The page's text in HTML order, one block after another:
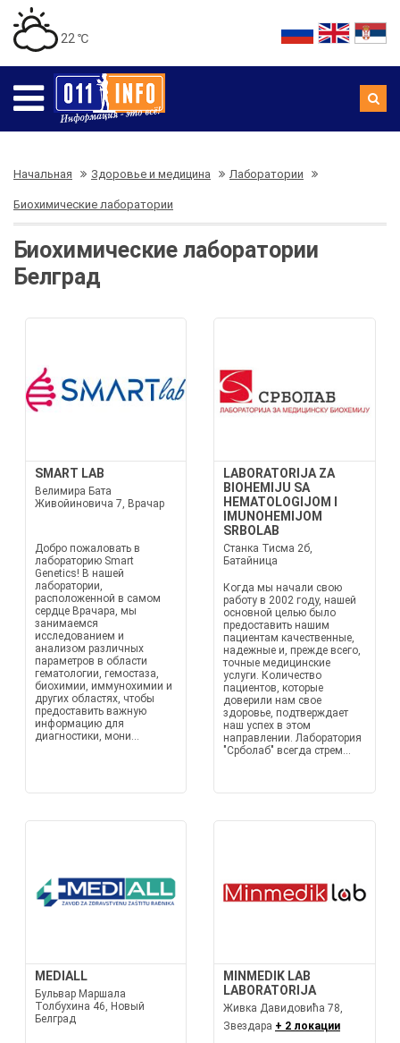
22 ℃
Начальная Здоровье и медицина Лаборатории
Биохимические лаборатории
Биохимические лаборатории
Белград
SMART LAB
Велимира Бата
Живойиновича 7, Врачар
Добро пожаловать в
лабораторию Smart
Genetics! В нашей
лаборатории,
расположенной в самом
сердце Врачара, мы
занимаемся
исследованием и
анализом различных
параметров в области
гематологии, гемостаза,
биохимии, иммунохимии и
других областях, чтобы
предоставить важную
информацию для
диагностики, мони...
LABORATORIJA ZA
BIOHEMIJU SA
HEMATOLOGIJOM I
IMUNOHEMIJOM
SRBOLAB
Станка Тисма 2б,
Батайница
Когда мы начали свою
работу в 2002 году, нашей
основной целью было
предоставить нашим
пациентам качественные,
надежные и, прежде всего,
точные медицинские
услуги. Количество
пациентов, которые
доверили нам свое
здоровье, подтверждает
наш успех в этом
направлении. Лаборатория
"Срболаб" всегда стрем...
MEDIALL
Бульвар Маршала
Толбухина 46, Новый
Белград
MINMEDIK LAB
LABORATORIJA
Живка Давидовића 78,
Звездара + 2 локации